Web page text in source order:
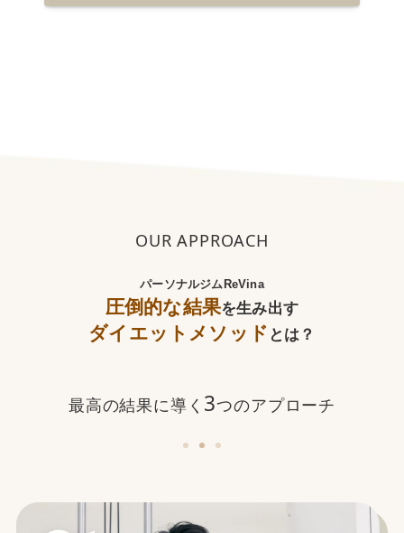
OUR APPROACH
パーソナルジムReVina
圧倒的な結果を生み出す
ダイエットメソッド とは？
最高の結果に導く 3つのアプローチ